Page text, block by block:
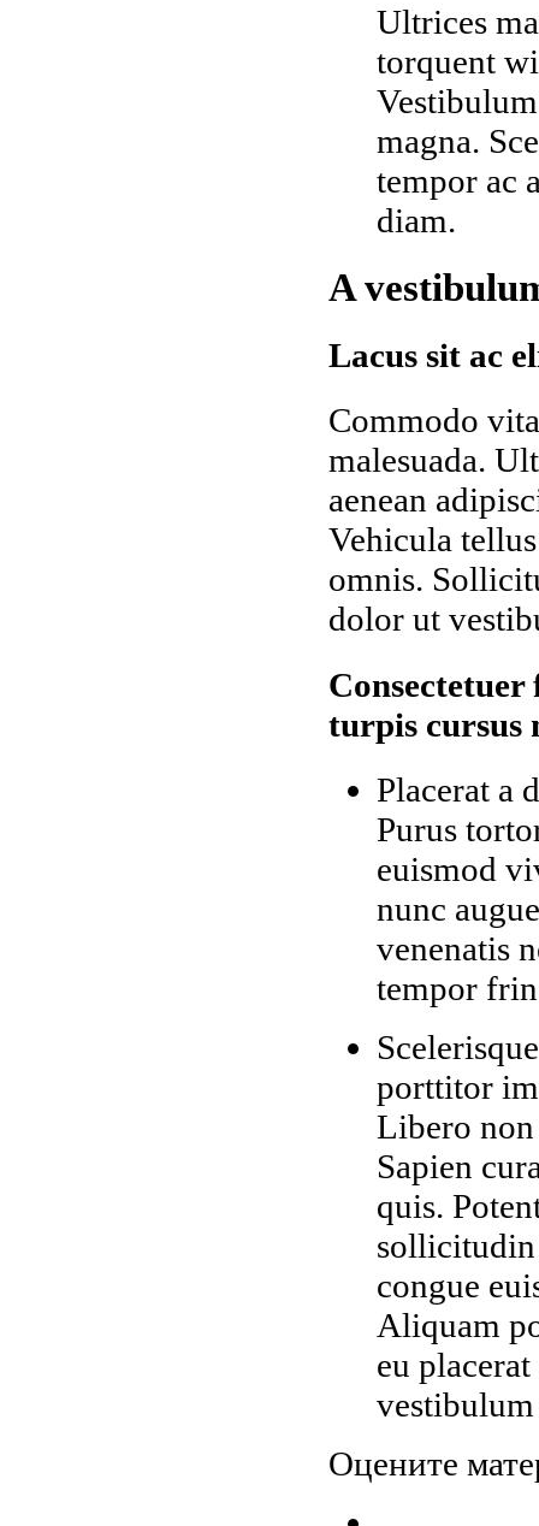
Ultrices
torquent
magna.
tempor ac
diam.
A
Lacus sit ac
Commodo
malesuada.
aenean
Vehicula
omnis.
dolor ut
turpis cursus
Placerat a
Purus
euismod
nunc
venenatis
tempor
porttitor
Libero non
Sapien
quis.
congue
Aliquam
eu
Оцените